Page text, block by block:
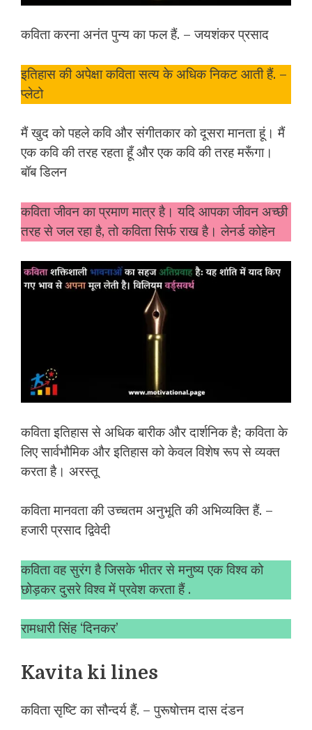
कविता करना अनंत पुन्य का फल हैं. – जयशंकर प्रसाद
इतिहास की अपेक्षा कविता सत्य के अधिक निकट आती हैं. –
प्लेटो
मैं खुद को पहले कवि और संगीतकार को दूसरा मानता हूं। मैं
एक कवि की तरह रहता हूँ और एक कवि की तरह मरूँगा।
बॉब डिलन
कविता जीवन का प्रमाण मात्र है। यदि आपका जीवन अच्छी
तरह से जल रहा है, तो कविता सिर्फ राख है। लेनर्ड कोहेन
कविता इतिहास से अधिक बारीक और दार्शनिक है; कविता के
लिए सार्वभौमिक और इतिहास को केवल विशेष रूप से व्यक्त
करता है। अरस्तू
कविता मानवता की उच्चतम अनुभूति की अभिव्यक्ति हैं. –
हजारी प्रसाद द्विवेदी
कविता वह सुरंग है जिसके भीतर से मनुष्य एक विश्व को
छोड़कर दुसरे विश्व में प्रवेश करता हैं .
रामधारी सिंह ‘दिनकर’
Kavita ki lines
कविता सृष्टि का सौन्दर्य हैं. – पुरूषोत्तम दास दंडन